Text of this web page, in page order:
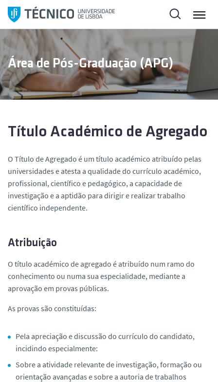
l
r
p
a
Área de Pós-Graduação (APG)
Título Académico de Agregado
O Título de Agregado é um título académico atribuído pelas
universidades e atesta a qualidade do currículo académico,
profissional, científico e pedagógico, a capacidade de
investigação e a aptidão para dirigir e realizar trabalho
científico independente.
Atribuição
O título académico de agregado é atribuído num ramo do
conhecimento ou numa sua especialidade, mediante a
aprovação em provas públicas.
As provas são constituídas:
Pela apreciação e discussão do currículo do candidato,
incidindo especialmente:
Sobre a atividade relevante de investigação, formação ou
orientação avançadas e sobre a autoria de trabalhos